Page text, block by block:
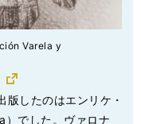
Varela y
版したのはエンリケ・
でした。ヴァロナ